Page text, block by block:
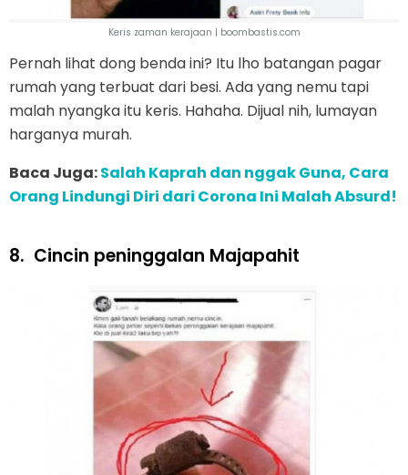
Keris zaman kerajaan | boombastis.com
Pernah lihat dong benda ini? Itu lho batangan pagar
rumah yang terbuat dari besi. Ada yang nemu tapi
malah nyangka itu keris. Hahaha. Dijual nih, lumayan
harganya murah.
Baca Juga:Salah Kaprah dan nggak Guna, Cara
Orang Lindungi Diri dari Corona Ini Malah Absurd!
8. Cincin peninggalan Majapahit